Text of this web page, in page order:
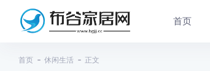
首页
首页 休闲生活 正文